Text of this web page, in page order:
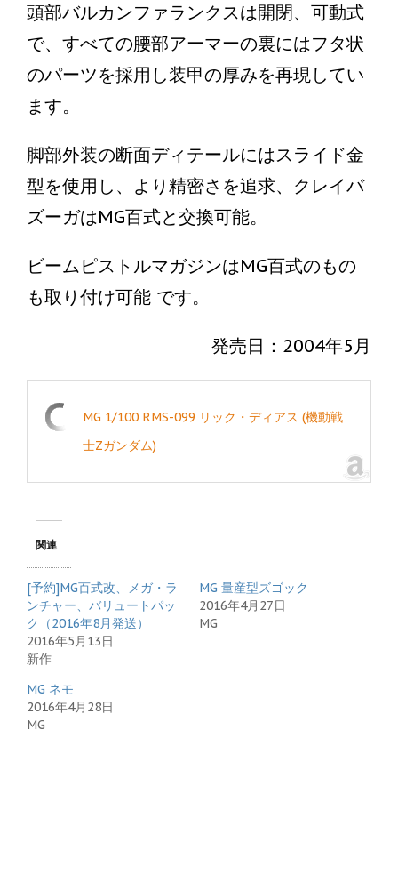
頭部バルカンファランクスは開閉、可動式
で、すべての腰部アーマーの裏にはフタ状
のパーツを採用し装甲の厚みを再現してい
ます。
脚部外装の断面ディテールにはスライド金
型を使用し、より精密さを追求、クレイバ
ズーガはMG百式と交換可能。
ビームピストルマガジンはMG百式のもの
も取り付け可能 です。
発売日：2004年5月
MG 1/100 RMS-099 リック・ディアス (機動戦
士Zガンダム)
関連
[予約]MG百式改、メガ・ラ
ンチャー、バリュートパッ
ク（2016年8月発送）
2016年5月13日
新作
MG 量産型ズゴック
2016年4月27日
MG
MG ネモ
2016年4月28日
MG